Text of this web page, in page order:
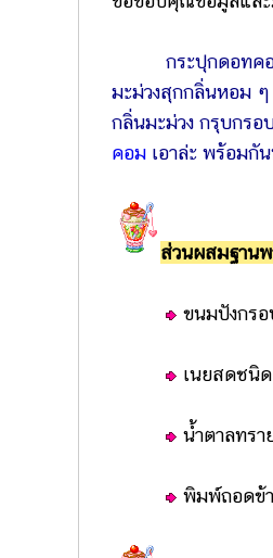
กระปุกดอทค
มะม่วงสุกกลิ่นหอม ๆ
กลิ่นมะม่วง กรุบกรอ
คอม เอาล่ะ พร้อมกั
ส่วนผสมฐาน
ขนมปังกร
เนยสดชนิ
น้ำตาลทร
พิมพ์ถอดข้